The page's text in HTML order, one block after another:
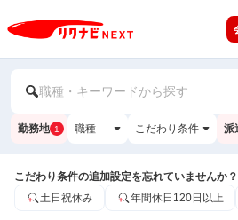
職種・キーワードから探す
勤務地 1 職種 こだわり条件 派
こだわり条件の追加設定を忘れていませんか？
土日祝休み
年間休日120日以上